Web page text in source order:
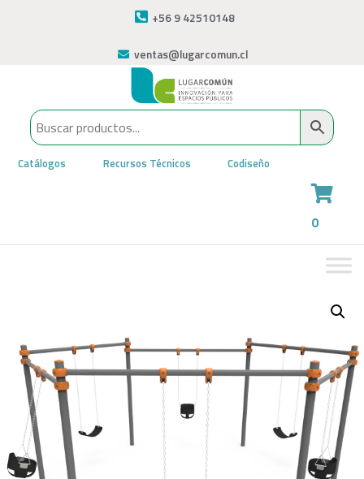
+56 9 42510148
ventas@lugarcomun.cl
Catálogos Recursos Técnicos Codiseño
0